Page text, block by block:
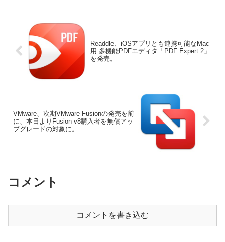
Readdle、iOSアプリとも連携可能なMac
用 多機能PDFエディタ「PDF Expert 2」
を発売。
VMware、次期VMware Fusionの発売を前
に、本日よりFusion v8購入者を無償アッ
プグレードの対象に。
コメント
コメントを書き込む